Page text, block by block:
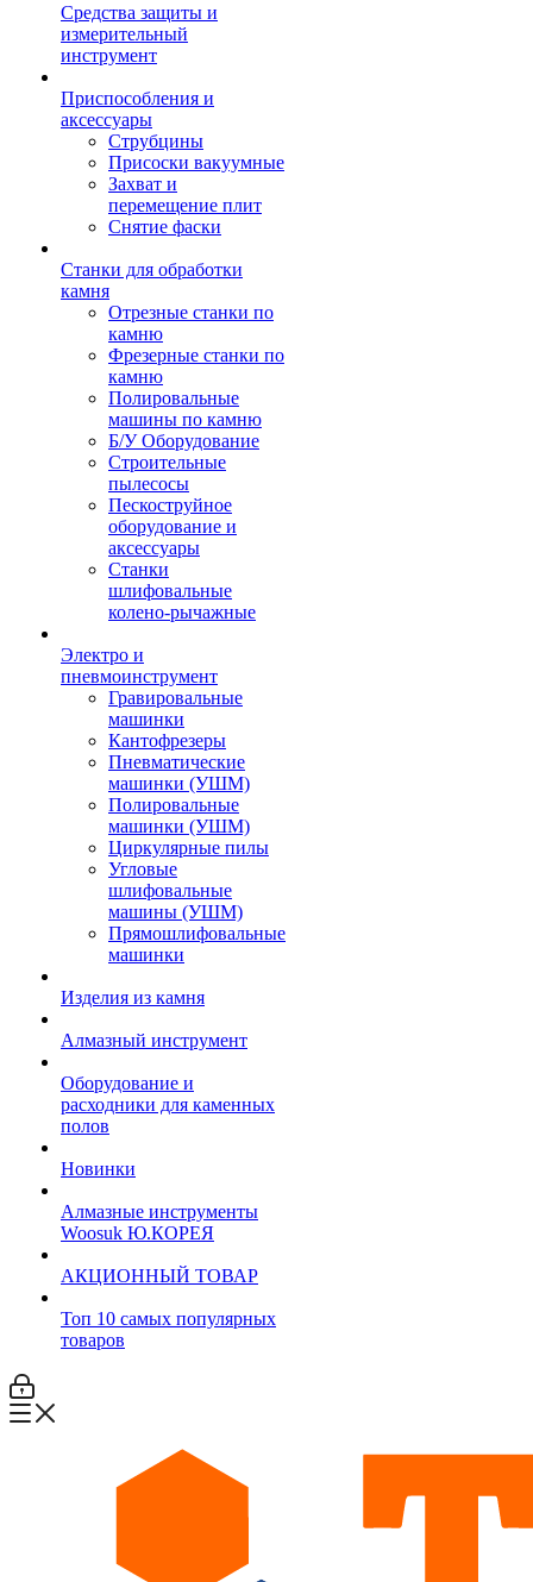
Средства защиты и
измерительный
инструмент
Приспособления и
аксессуары
Струбцины
Присоски вакуумные
Захват и
перемещение плит
Снятие фаски
Станки для обработки
камня
Отрезные станки по
камню
Фрезерные станки по
камню
Полировальные
машины по камню
Б/У Оборудование
Строительные
пылесосы
Пескоструйное
оборудование и
аксессуары
Станки
шлифовальные
колено-рычажные
Электро и
пневмоинструмент
Гравировальные
машинки
Кантофрезеры
Пневматические
машинки (УШМ)
Полировальные
машинки (УШМ)
Циркулярные пилы
Угловые
шлифовальные
машины (УШМ)
Прямошлифовальные
машинки
Изделия из камня
Алмазный инструмент
Оборудование и
расходники для каменных
полов
Новинки
Алмазные инструменты
Woosuk Ю.КОРЕЯ
АКЦИОННЫЙ ТОВАР
Топ 10 самых популярных
товаров